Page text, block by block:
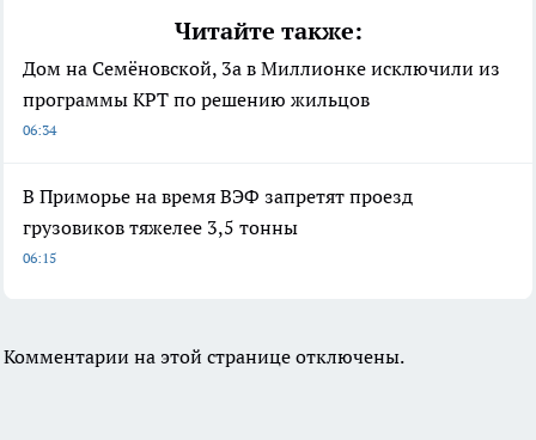
Читайте также:
Дом на Семёновской, 3а в Миллионке исключили из
программы КРТ по решению жильцов
06:34
В Приморье на время ВЭФ запретят проезд
грузовиков тяжелее 3,5 тонны
06:15
Комментарии на этой странице отключены.